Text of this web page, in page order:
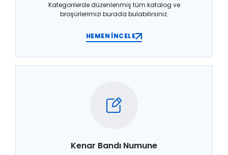
Kategorilerde düzenlenmiş tüm katalog ve
broşürlerimizi burada bulabilirsiniz.
HEMEN İNCELE
Kenar Bandı Numune